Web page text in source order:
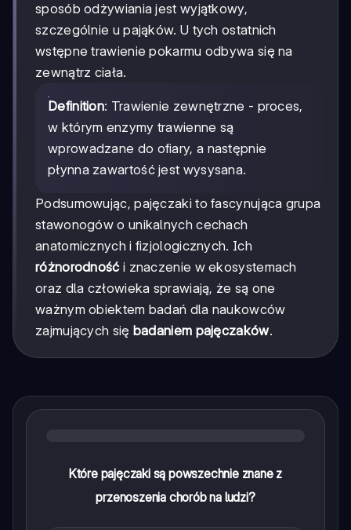
sposób odżywiania jest wyjątkowy,
szczególnie u pająków. U tych ostatnich
wstępne trawienie pokarmu odbywa się na
zewnątrz ciała.
Definition: Trawienie zewnętrzne - proces,
w którym enzymy trawienne są
wprowadzane do ofiary, a następnie
płynna zawartość jest wysysana.
Podsumowując, pajęczaki to fascynująca grupa
stawonogów o unikalnych cechach
anatomicznych i fizjologicznych. Ich
różnorodność i znaczenie w ekosystemach
oraz dla człowieka sprawiają, że są one
ważnym obiektem badań dla naukowców
zajmujących się badaniem pajęczaków.
Które pajęczaki są powszechnie znane z
przenoszenia chorób na ludzi?